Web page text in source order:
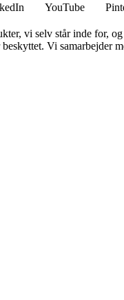
YouTube
vi selv står inde for,
Vi samarbejder